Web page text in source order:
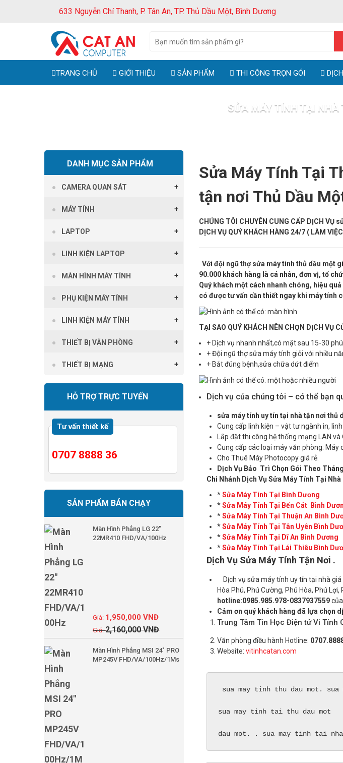
633 Nguyễn Chí Thanh, P. Tân An, TP. Thủ Dầu Một, Bình Dương
TRANG CHỦ GIỚI THIỆU SẢN PHẨM THI CÔNG TRỌN GÓI
SỬA MÁY TÍNH TẠI NHÀ
Sửa Máy Tính Tại
tận nơi Thủ Dầu
CHÚNG TÔI CHUYÊN CUNG CẤP DỊCH
DỊCH VỤ QUÝ KHÁCH HÀNG 24/7 ( LÀM
Với đội ngũ thợ sửa máy tính thủ dầu một
90.000 khách hàng là cá nhân, đơn vị, tổ
Quý khách một cách nhanh chóng, hiệu
có được tư vấn cần thiết ngay khi máy tính
TẠI SAO QUÝ KHÁCH NÊN CHỌN DỊCH VỤ
+ Dịch vụ nhanh nhất,có mặt sau 15-30
+ Đội ngũ thợ sửa máy tính giỏi với nhiều
+ Bắt đúng bệnh,sửa chữa dứt điểm
Dịch vụ của chúng tôi – có thể bạn
sửa máy tính uy tín tại nhà tận nơi thủ
Cung cấp linh kiện – vật tư ngành in, linh
Lắp đặt thi công hệ thống mạng LAN và
Cung cấp các loại máy văn phòng: Máy
Cho Thuê Máy Photocopy giá rẻ.
Dịch Vụ Bảo Trì Chọn Gói Theo Tháng
Chi Nhánh Dịch Vụ Sửa Máy Tính Tại
*Sửa Máy Tính Tại Bình Dương
*Sửa Máy Tính Tại Bến Cát Bình
*Sửa Máy Tính Tại Thuận An Bình
*Sửa Máy Tính Tại Tân Uyên Bình
*Sửa Máy Tính Tại Dĩ An Bình Dương
*Sửa Máy Tính Tại Lái Thiêu Bình
Dịch Vụ Sửa Máy Tính Tận Nơi .
Dịch vụ sửa máy tính uy tín tại nhà giá
Hòa Phú, Phú Cường, Phú Hòa, Phú
hotline:0985.985.978-0837937559của
Cảm ơn quý khách hàng đã lựa chọn
Trung Tâm Tin Học Điện tử Vi Tính
Văn phòng điều hành Hotline:
Website: vitinhcatan.com
sua may tinh thu dau mot.
sua may tinh tai thu dau mot
dau mot. . sua may tinh tai
DANH MỤC SẢN PHẨM
CAMERA QUAN SÁT
MÁY TÍNH
LAPTOP
LINH KIỆN LAPTOP
MÀN HÌNH MÁY TÍNH
PHỤ KIỆN MÁY TÍNH
LINH KIỆN MÁY TÍNH
THIẾT BỊ VĂN PHÒNG
THIẾT BỊ MẠNG
HỖ TRỢ TRỰC TUYẾN
Tư vấn thiết kế
0707 8888 36
SẢN PHẨM BÁN CHẠY
Màn Hình Phẳng LG 22"
22MR410 FHD/VA/100Hz
2,160,000VNĐ
1,950,000VNĐ
Màn Hình Phẳng MSI 24" PRO
MP245V FHD/VA/100Hz/1Ms